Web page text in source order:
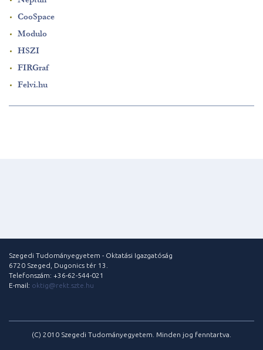
CooSpace
Modulo
HSZI
FIRGraf
Felvi.hu
Szegedi Tudományegyetem - Oktatási Igazgatóság
6720 Szeged, Dugonics tér 13.
Telefonszám: +36-62-544-021
E-mail: oktig@rekt.szte.hu
(C) 2010 Szegedi Tudományegyetem. Minden jog fenntartva.